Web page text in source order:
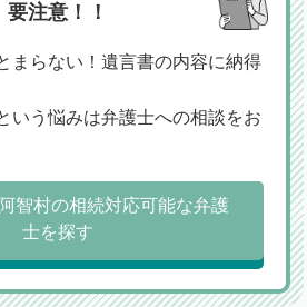
要注意！！
まらない！遺言書の内容に納得
いう悩みは弁護士への相談をお
智村の相続対応可能な弁護
士を探す